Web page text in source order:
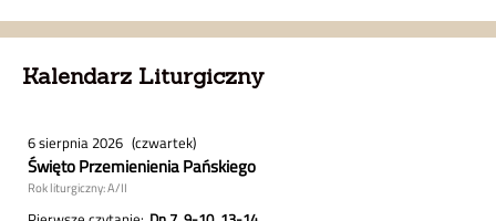
Kalendarz Liturgiczny